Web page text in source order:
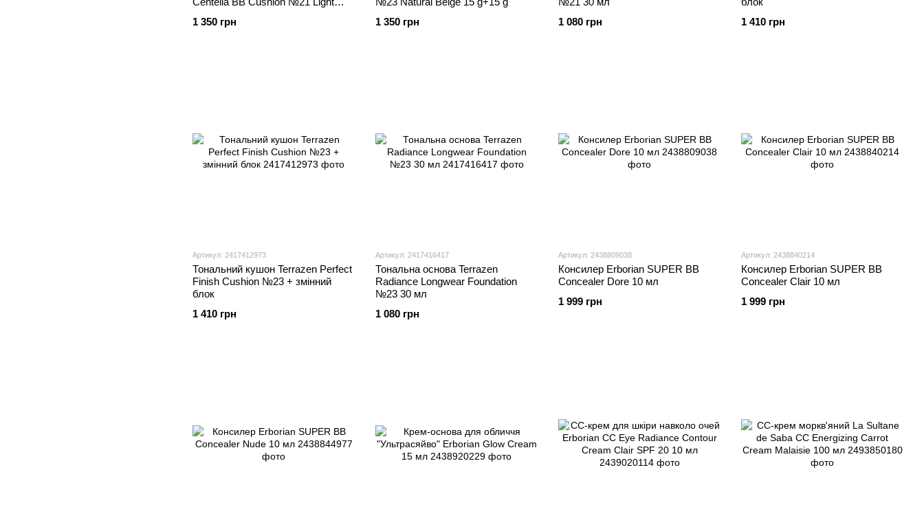
1 350 грн
1 350 грн
1 080 грн
1 410 грн
Артикул: 2417412973
Тональний кушон Terrazen Perfect
Finish Cushion №23 + змінний
блок
1 410 грн
Артикул: 2417416417
Тональна основа Terrazen
Radiance Longwear Foundation
№23 30 мл
1 080 грн
Артикул: 2438809038
Консилер Erborian SUPER BB
Concealer Dore 10 мл
1 999 грн
Артикул: 2438840214
Консилер Erborian SUPER BB
Concealer Clair 10 мл
1 999 грн